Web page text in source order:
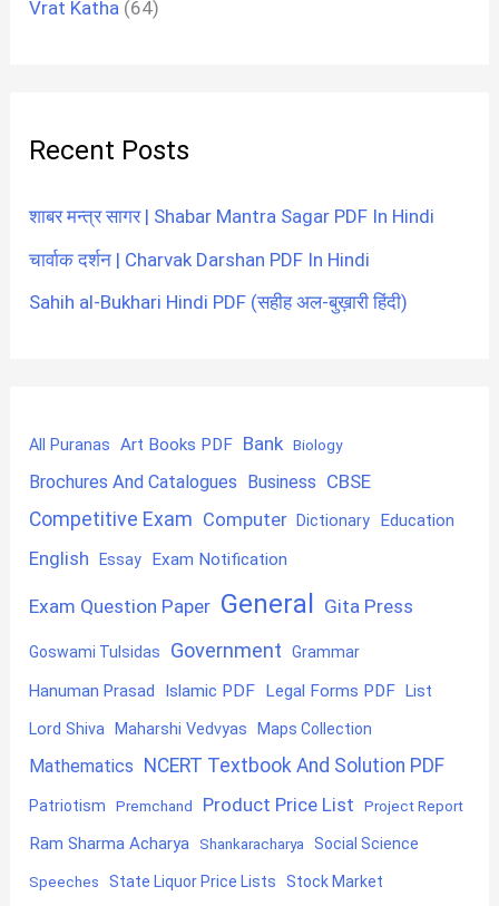
Vrat Katha (64)
Recent Posts
शाबर मन्त्र सागर | Shabar Mantra Sagar PDF In Hindi
चार्वाक दर्शन | Charvak Darshan PDF In Hindi
Sahih al-Bukhari Hindi PDF (सहीह अल-बुख़ारी हिंदी)
All Puranas Art Books PDF Bank Biology
Brochures And Catalogues Business CBSE
Competitive Exam Computer Dictionary Education
English Essay Exam Notification
Exam Question Paper General Gita Press
Goswami Tulsidas Government Grammar
Hanuman Prasad Islamic PDF Legal Forms PDF List
Lord Shiva Maharshi Vedvyas Maps Collection
Mathematics NCERT Textbook And Solution PDF
Patriotism Premchand Product Price List Project Report
Ram Sharma Acharya Shankaracharya Social Science
Speeches State Liquor Price Lists Stock Market